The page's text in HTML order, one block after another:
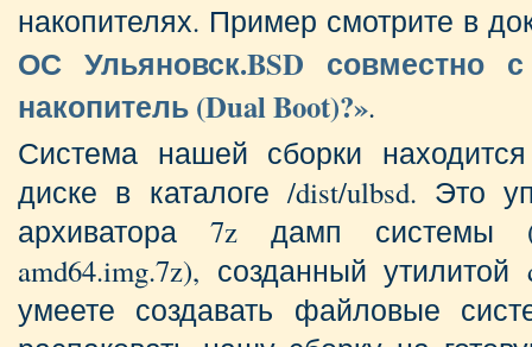
накопителях. Пример смотрите в
ОС Ульяновск.BSD совместно
накопитель (Dual Boot)?».
Система нашей сборки
диске в каталоге /dist/ulbsd. Это
архиватора 7z дамп системы
amd64.img.7z), созданный
умеете создавать файловые